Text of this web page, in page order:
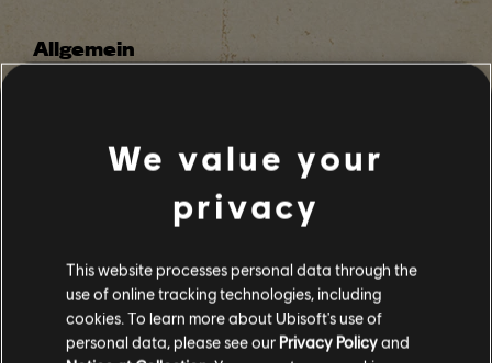
Allgemein
verursachte.
Wir haben ein Problem behoben, das
zur Zurücksetzung der
Zielempfindlichkeit beim Schließen des
Wir haben ein Problem behoben, durch
das das HUD unter bestimmten
Umständen vollständig verschwand.
Wir haben ein Problem behoben, bei
We value your
privacy
This website processes personal data through the
use of online tracking technologies, including
cookies. To learn more about Ubisoft's use of
personal data, please see our Privacy Policyand